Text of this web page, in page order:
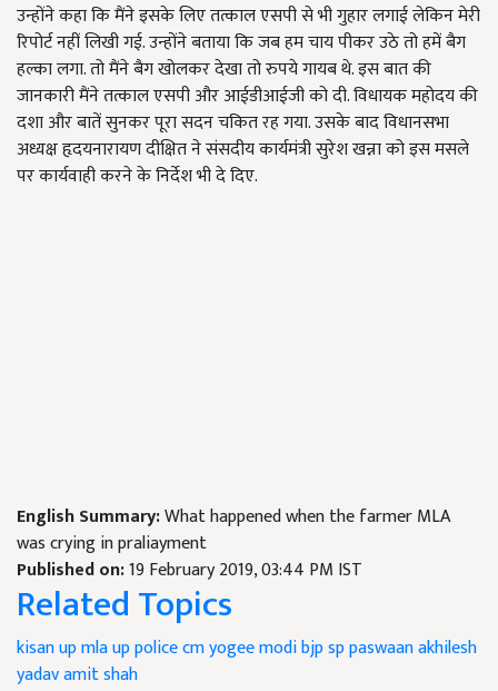
उन्होंने कहा कि मैंने इसके लिए तत्काल एसपी से भी गुहार लगाई लेकिन मेरी
रिपोर्ट नहीं लिखी गई. उन्होंने बताया कि जब हम चाय पीकर उठे तो हमें बैग
हल्का लगा. तो मैंने बैग खोलकर देखा तो रुपये गायब थे. इस बात की
जानकारी मैंने तत्काल एसपी और आईडीआईजी को दी. विधायक महोदय की
दशा और बातें सुनकर पूरा सदन चकित रह गया. उसके बाद विधानसभा
अध्यक्ष हृदयनारायण दीक्षित ने संसदीय कार्यमंत्री सुरेश खन्ना को इस मसले
पर कार्यवाही करने के निर्देश भी दे दिए.
English Summary:What happened when the farmer MLA
was crying in praliayment
Published on:19 February 2019, 03:44 PM IST
Related Topics
kisanupmlaup policecmyogeemodibjpsppaswaanakhilesh
yadavamit shah